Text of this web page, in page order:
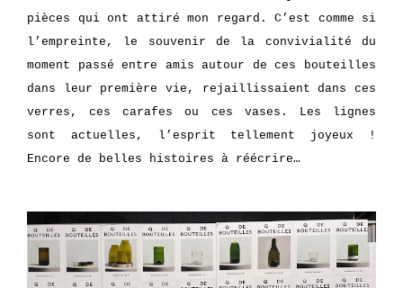
pièces qui ont attiré mon regard. C’est comme si
l’empreinte, le souvenir de la convivialité du
moment passé entre amis autour de ces bouteilles
dans leur première vie, rejaillissaient dans ces
verres, ces carafes ou ces vases. Les lignes
sont actuelles, l’esprit tellement joyeux !
Encore de belles histoires à réécrire…